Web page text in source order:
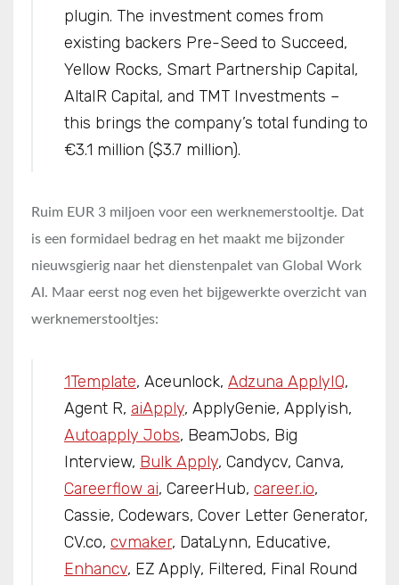
plugin. The investment comes from
existing backers Pre-Seed to Succeed,
Yellow Rocks, Smart Partnership Capital,
AltaIR Capital, and TMT Investments –
this brings the company’s total funding to
€3.1 million ($3.7 million).
Ruim EUR 3 miljoen voor een werknemerstooltje. Dat
is een formidael bedrag en het maakt me bijzonder
nieuwsgierig naar het dienstenpalet van Global Work
AI. Maar eerst nog even het bijgewerkte overzicht van
werknemerstooltjes:
1Template, Aceunlock, Adzuna ApplyIQ,
Agent R, aiApply, ApplyGenie, Applyish,
Autoapply Jobs, BeamJobs, Big
Interview, Bulk Apply, Candycv, Canva,
Careerflow ai, CareerHub, career.io,
Cassie, Codewars, Cover Letter Generator,
CV.co, cvmaker, DataLynn, Educative,
Enhancv, EZ Apply, Filtered, Final Round